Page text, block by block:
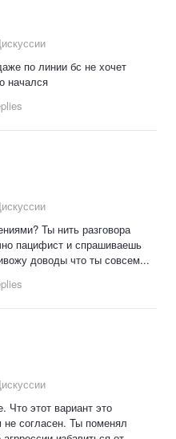
по линии бс не хочет
начался
Ты нить разговора
пацифист и спрашиваешь
доводы что ты совсем...
Что этот вариант это
согласен. Ты поменял